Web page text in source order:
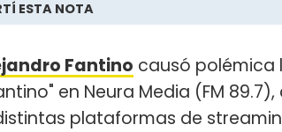
ESTA NOTA
Fantino causó polémica
en Neura Media (FM
plataformas de